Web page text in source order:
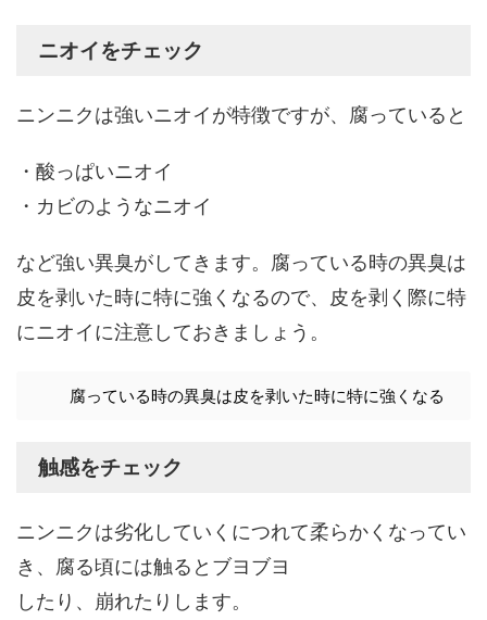
ニオイをチェック
ニンニクは強いニオイが特徴ですが、腐っていると
・酸っぱいニオイ
・カビのようなニオイ
など強い異臭がしてきます。腐っている時の異臭は
皮を剥いた時に特に強くなるので、皮を剥く際に特
にニオイに注意しておきましょう。
腐っている時の異臭は皮を剥いた時に特に強くなる
触感をチェック
ニンニクは劣化していくにつれて柔らかくなってい
き、腐る頃には触るとブヨブヨ
したり、崩れたりします。